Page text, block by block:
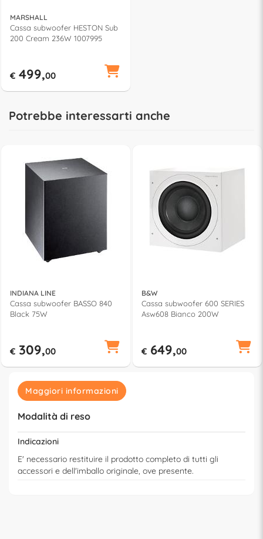
MARSHALL
Cassa subwoofer HESTON Sub
200 Cream 236W 1007995
€ 499,00
Potrebbe interessarti anche
INDIANA LINE
Cassa subwoofer BASSO 840
Black 75W
€ 309,00
B&W
Cassa subwoofer 600 SERIES
Asw608 Bianco 200W
€ 649,00
Maggiori informazioni
Modalità di reso
Indicazioni
E' necessario restituire il prodotto completo di tutti gli
accessori e dell'imballo originale, ove presente.